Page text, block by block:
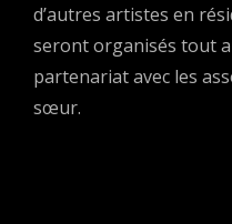
d’autres artistes en
seront organisés tout
partenariat avec les
sœur.